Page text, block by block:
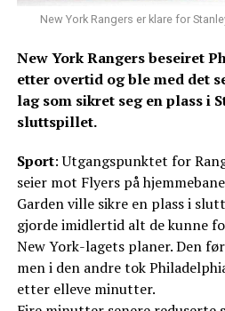
New York Rangers er klare for
New York Rangers beseiret
etter overtid og ble med det
lag som sikret seg en plass i
sluttspillet.
Sport: Utgangspunktet for
seier mot Flyers på
Garden ville sikre en plass i
gjorde imidlertid alt de kunne
New York-lagets planer. Den
men i den andre tok
etter elleve minutter.